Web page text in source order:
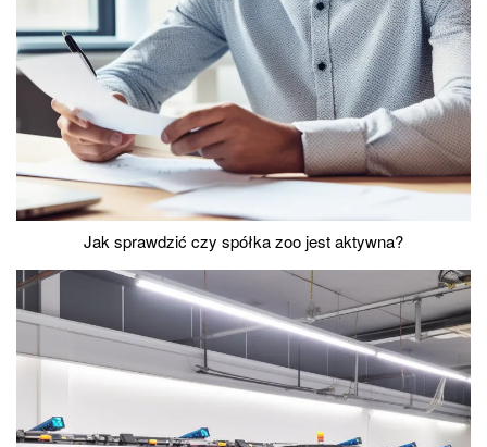
Jak sprawdzić czy spółka zoo jest aktywna?